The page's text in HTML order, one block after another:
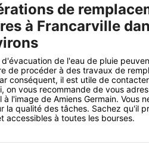
de
à Francarville
de l'eau de pluie
de procéder à des travaux de
conséquent, il est utile de
on vous recommande de vous
à l'image de Amiens Germain. Vous
la qualité des tâches. Sachez qu'il
accessibles à toutes les bourses.